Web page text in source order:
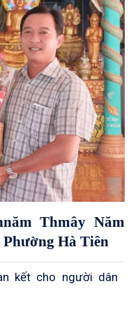
Thmây Năm
Hà Tiên
kết cho người dân